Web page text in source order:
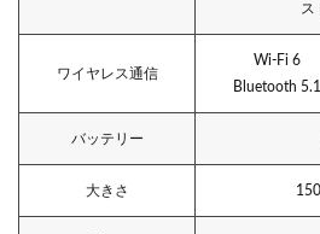
ス
ワイヤレス通信
Wi-Fi 6
Bluetooth 5.1
バッテリー
大きさ